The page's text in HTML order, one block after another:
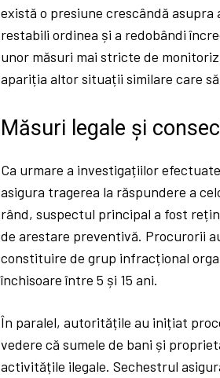
există o presiune crescândă
restabili ordinea și a redobândi
unor măsuri mai stricte de
apariția altor situații similare care
Măsuri legale și
Ca urmare a investigațiilor
asigura tragerea la răspundere a
rând, suspectul principal a fost
de arestare preventivă. Procurorii
constituire de grup infracțional
închisoare între 5 și 15 ani.
În paralel, autoritățile au inițiat
vedere că sumele de bani și
activitățile ilegale. Sechestrul